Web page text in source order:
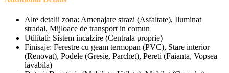
Alte detalii zona: Amenajare strazi (Asfaltate), Iluminat
stradal, Mijloace de transport in comun
Utilitati: Sistem incalzire (Centrala proprie)
Finisaje: Ferestre cu geam termopan (PVC), Stare interior
(Renovat), Podele (Gresie, Parchet), Pereti (Faianta, Vopsea
lavabila)